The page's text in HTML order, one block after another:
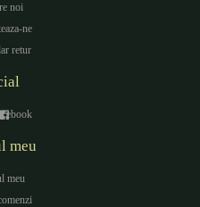
noi
ne
retur
meu
meu